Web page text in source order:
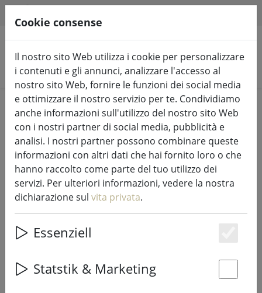
Cerca prodotti
Home %Vendita
Vassoio da portata Zone Denmark
quadrato nero/beige
Cookie consense
Il nostro sito Web utilizza i cookie per personalizzare
i contenuti e gli annunci, analizzare l'accesso al
nostro sito Web, fornire le funzioni dei social media
e ottimizzare il nostro servizio per te. Condividiamo
anche informazioni sull'utilizzo del nostro sito Web
con i nostri partner di social media, pubblicità e
analisi. I nostri partner possono combinare queste
informazioni con altri dati che hai fornito loro o che
hanno raccolto come parte del tuo utilizzo dei
servizi. Per ulteriori informazioni, vedere la nostra
dichiarazione sul vita privata.
Essenziell
Statstik & Marketing